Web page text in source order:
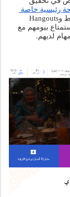
رئيسية خاصة
لديهم.